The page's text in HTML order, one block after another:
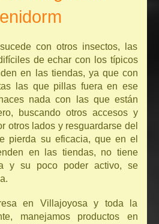
con otros insectos, las
de echar con los típicos
en las tiendas, ya que con
las que pillas fuera en ese
nada con las que están
buscando otros accesos y
otros lados y resguardarse del
pierda su eficacia, que en el
en las tiendas, no tiene
y su poco poder activo, se
en Villajoyosa y toda la
manejamos productos en